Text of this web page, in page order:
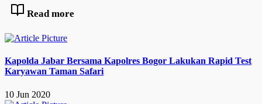
Read more
Kapolda Jabar Bersama Kapolres Bogor Lakukan Rapid Test
Karyawan Taman Safari
10 Jun 2020